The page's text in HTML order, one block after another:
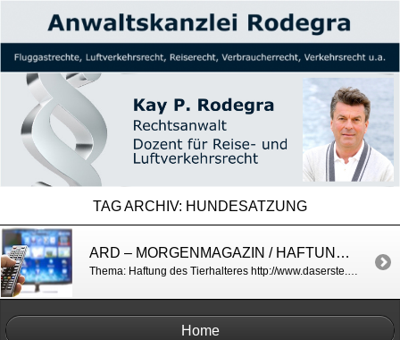
TAG ARCHIV: HUNDESATZUNG
ARD – MORGENMAGAZIN / HAFTUNG BEI HAUSTIEREN
Thema: Haftung des Tierhalteres http://www.daserste.de/information/politik-weltgeschehen/morgenmagazin/videos/service-haustiere-100.html
Home